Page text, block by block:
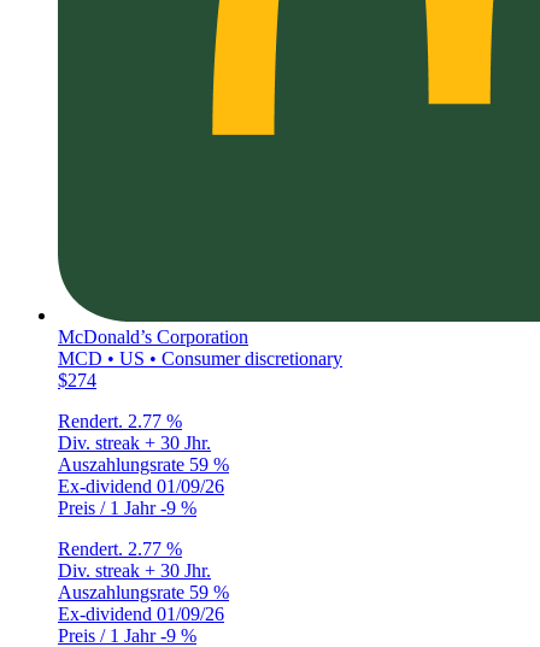
McDonald’s Corporation
MCD • US • Consumer discretionary
$274
Rendert. 2.77 %
Div. streak + 30 Jhr.
Auszahlungsrate 59 %
Ex-dividend 01/09/26
Preis / 1 Jahr-9 %
Rendert. 2.77 %
Div. streak + 30 Jhr.
Auszahlungsrate 59 %
Ex-dividend 01/09/26
Preis / 1 Jahr-9 %